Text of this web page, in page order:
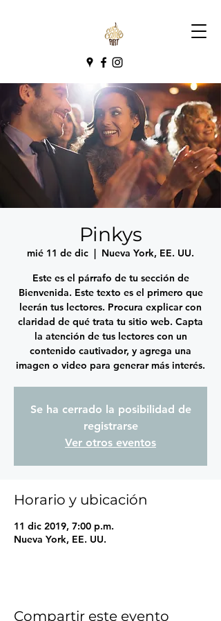
Pinkys
mié 11 de dic
  |
Nueva York, EE. UU.
Este es el párrafo de tu sección de
Bienvenida. Este texto es el primero que
leerán tus lectores. Procura explicar con
claridad de qué trata tu sitio web. Capta
la atención de tus lectores con un
contenido cautivador, y agrega una
imagen o video para generar más interés.
Se ha cerrado la posibilidad de
registrarse
Ver otros eventos
Horario y ubicación
11 dic 2019, 7:00 p.m.
Nueva York, EE. UU.
Compartir este evento